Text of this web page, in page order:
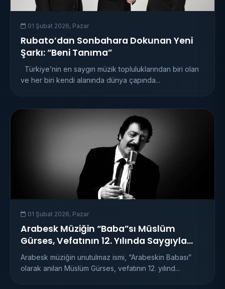
01 Şubat 2026, Pazar
Rubato’dan Sonbahara Dokunan Yeni
Şarkı: “Beni Tanıma”
ve her biri kendi alanında dünya çapında...
01 Şubat 2026, Pazar
Arabesk Müziğin “Baba”sı Müslüm
Gürses, Vefatının 12. Yılında Saygıyla
Anılıyor
Arabesk müziğin unutulmaz ismi, “Arabeskin Babası”
olarak anılan Müslüm Gürses, vefatının 12. yılınd...